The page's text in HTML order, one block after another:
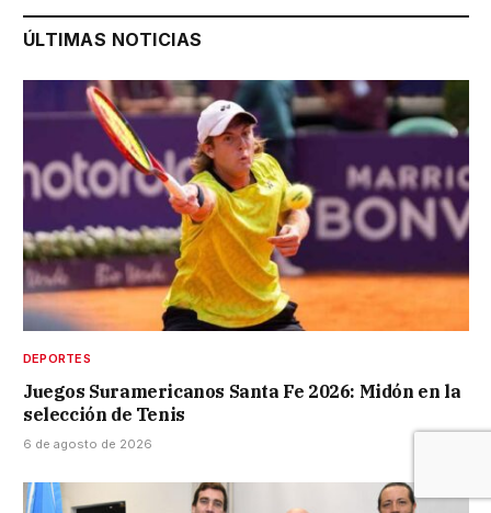
ÚLTIMAS NOTICIAS
DEPORTES
Juegos Suramericanos Santa Fe 2026: Midón en la
selección de Tenis
6 de agosto de 2026